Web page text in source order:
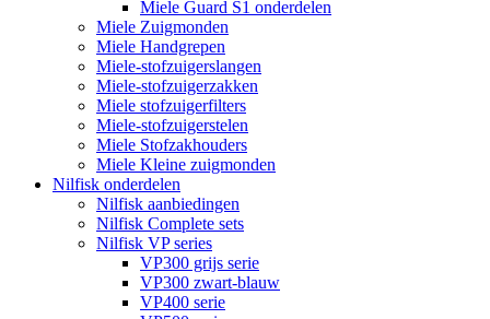
Miele Guard S1 onderdelen
Miele Zuigmonden
Miele Handgrepen
Miele-stofzuigerslangen
Miele-stofzuigerzakken
Miele stofzuigerfilters
Miele-stofzuigerstelen
Miele Stofzakhouders
Miele Kleine zuigmonden
Nilfisk onderdelen
Nilfisk aanbiedingen
Nilfisk Complete sets
Nilfisk VP series
VP300 grijs serie
VP300 zwart-blauw
VP400 serie